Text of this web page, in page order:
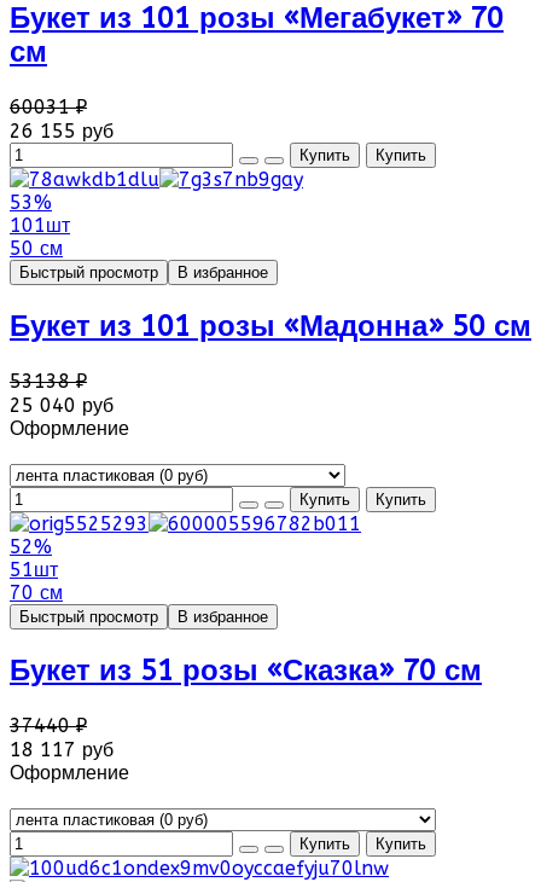
Букет из 101 розы «Мегабукет» 70
см
60031 ₽
26 155 руб
53%
101шт
50 см
Быстрый просмотр В избранное
Букет из 101 розы «Мадонна» 50 см
53138 ₽
25 040 руб
Оформление
52%
51шт
70 см
Быстрый просмотр В избранное
Букет из 51 розы «Сказка» 70 см
37440 ₽
18 117 руб
Оформление